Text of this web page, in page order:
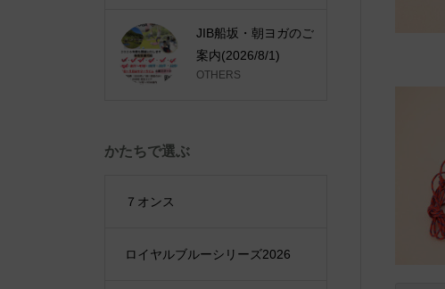
JIB船坂・朝ヨガのご
案内(2026/8/1)
OTHERS
かたちで選ぶ
７オンス
ロイヤルブルーシリーズ2026